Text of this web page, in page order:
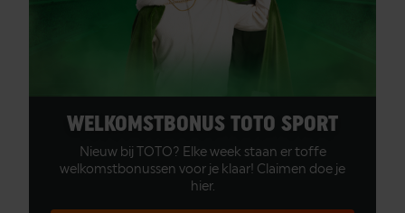
WELKOMSTBONUS TOTO SPORT
Nieuw bij TOTO? Elke week staan er toffe
welkomstbonussen voor je klaar! Claimen doe je
hier.